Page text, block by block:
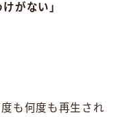
がない」
も何度も再生され